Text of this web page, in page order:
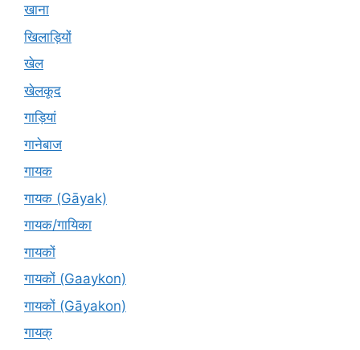
खाना
खिलाड़ियों
खेल
खेलकूद
गाड़ियां
गानेबाज
गायक
गायक (Gāyak)
गायक/गायिका
गायकों
गायकों (Gaaykon)
गायकों (Gāyakon)
गायक्